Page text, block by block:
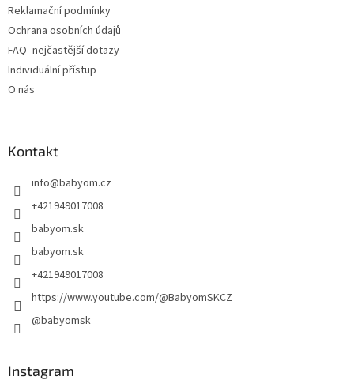
Reklamační podmínky
Ochrana osobních údajů
FAQ–nejčastější dotazy
Individuální přístup
O nás
Kontakt
info@babyom.cz
+421949017008
babyom.sk
babyom.sk
+421949017008
https://www.youtube.com/@BabyomSKCZ
@babyomsk
Instagram